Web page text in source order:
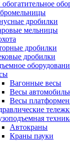
дробилки
мельницы
дробилки
дробилки
Вагонные весы
Весы
Весы
Автокраны
Краны пауки